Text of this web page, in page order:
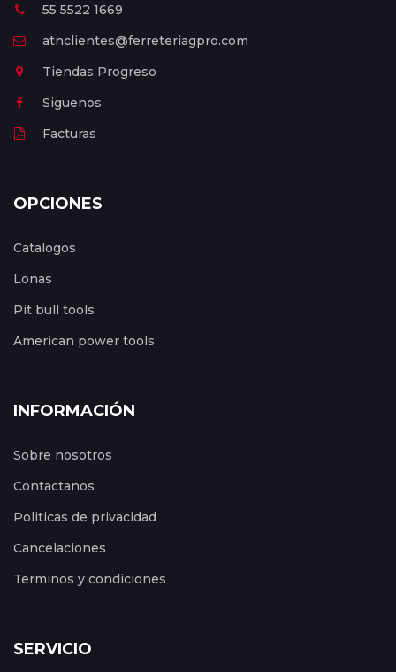
55 5522 1669
atnclientes@ferreteriagpro.com
Tiendas Progreso
Siguenos
Facturas
OPCIONES
Catalogos
Lonas
Pit bull tools
American power tools
INFORMACIÓN
Sobre nosotros
Contactanos
Politicas de privacidad
Cancelaciones
Terminos y condiciones
SERVICIO